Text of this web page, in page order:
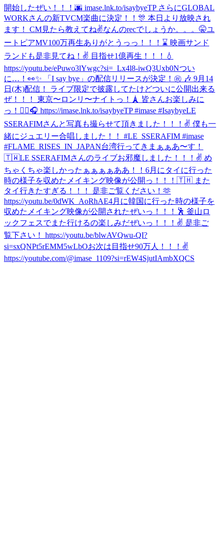
開始したぜい！！！🌆 imase.lnk.to/isaybyeTP さらにGLOBAL
WORKさんの新TVCM楽曲に決定！！🎊 本日より放映され
ます！ CM見たら教えてね✌️なんのrecでしょうか。。。🤫ユ
ートピアMV100万再生ありがとうっっ！！！⌛️ 映画サンド
ランドも是非見てね！✌️ 目指せ1億再生！！！💧
https://youtu.be/ePuwo3lYwgc?si=_Lx4l8-iwQ3Uxb0Nつい
に…！👀✨ 「I say bye」の配信リリースが決定！㊗️ 🎶 9月14
日(木)配信！ ライブ限定で披露してたけどついに公開出来る
ぜ！！！ 東京〜ロンリ〜ナイトっ！🗼 皆さんお楽しみに
っ！✌🏼🎧 https://imase.lnk.to/isaybyeTP #imase #IsaybyeLE
SSERAFIMさんと写真も撮らせて頂きました！！！✌ 僕も一
緒にジュエリー合唱しました！！ #LE_SSERAFIM #imase
#FLAME_RISES_IN_JAPAN台湾行ってきまぁぁあ〜す！
🇹🇼LE SSERAFIMさんのライブお邪魔しました！！！✌️ め
ちゃくちゃ楽しかったぁぁぁぁああ！！ 6月にタイに行った
時の様子を収めたメイキング映像が公開っ！！！🇹🇭 また
タイ行きたすぎる！！！ 是非ご覧ください！🫶
https://youtu.be/0dWK_AoRhAE4月に韓国に行った時の様子を
収めたメイキング映像が公開されたぜいっ！！！🕺 釜山ロ
ックフェスでまた行けるの楽しみだぜいっ！！！✌️ 是非ご
覧下さい！ https://youtu.be/blwAVQwu-QI?
si=sxQNPt5rEMM5wLbOお次は目指せ90万人！！！✌️
https://youtube.com/@imase_1109?si=rEW4SjutIAmbXQCS